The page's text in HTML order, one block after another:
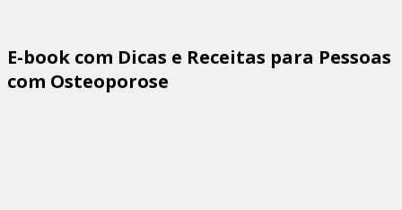
E-book com Dicas e Receitas para Pessoas
com Osteoporose